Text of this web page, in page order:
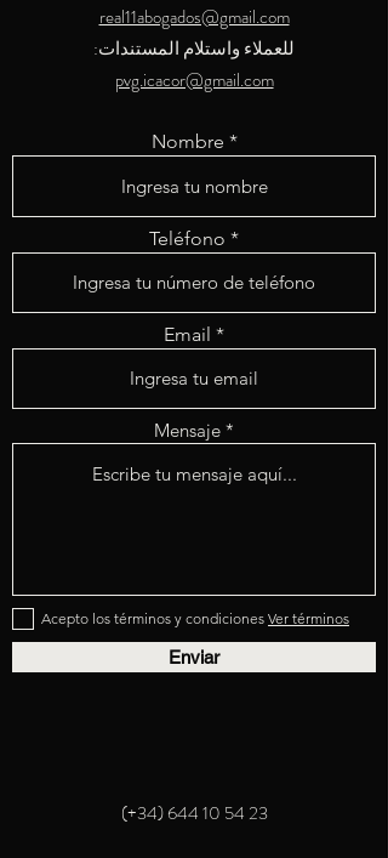
real11abogados@gmail.com
للعملاء واستلام المستندات:
pvg.icacor@gmail.com
Nombre
Teléfono
Email
Mensaje
Acepto los términos y condiciones Ver términos
Enviar
(+34)644 10 54 23